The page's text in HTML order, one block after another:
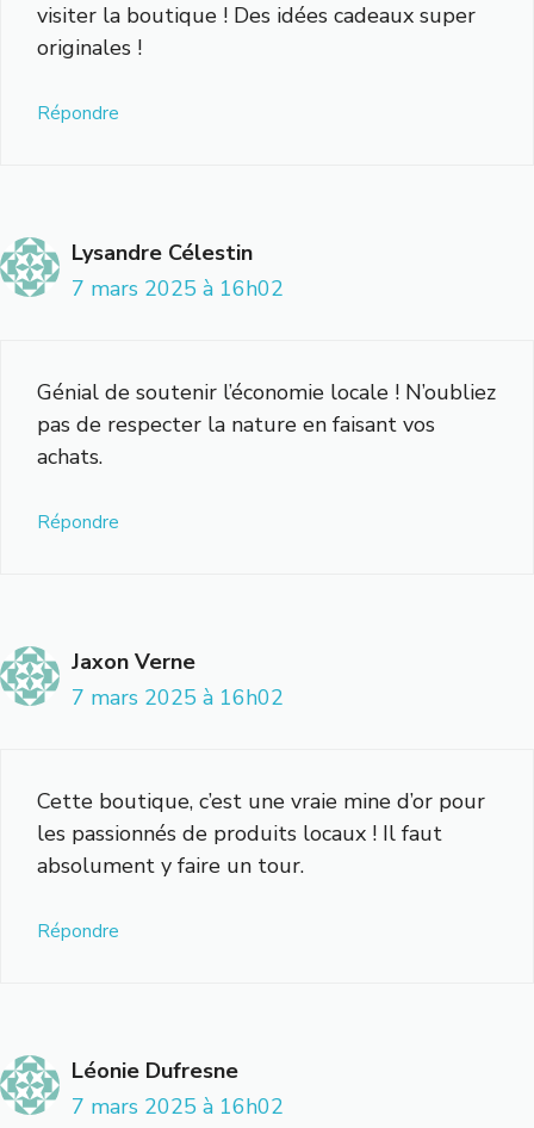
visiter la boutique ! Des idées cadeaux super
originales !
Répondre
Lysandre Célestin
7 mars 2025 à 16h02
Génial de soutenir l’économie locale ! N’oubliez
pas de respecter la nature en faisant vos
achats.
Répondre
Jaxon Verne
7 mars 2025 à 16h02
Cette boutique, c’est une vraie mine d’or pour
les passionnés de produits locaux ! Il faut
absolument y faire un tour.
Répondre
Léonie Dufresne
7 mars 2025 à 16h02